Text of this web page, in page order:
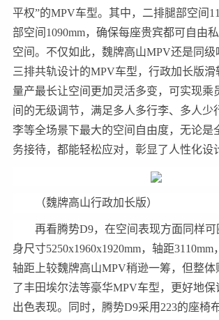
平权”的MPV车型。其中，二排腿部空间
部空间1090mm，确保每座贵宾都可自由
空间。不仅如此，魏牌高山MPV还是同级
三排共轨设计的MPV车型，行政加长版滑
量产最长让空间更加灵活多变，可实现乘
间的无级调节，满足多人多行李、多人少
李等全场景下最大的空间自由度，无论是
务接待，都能轻松应对，彰显了人性化设
（魏牌高山行政加长版）
再看腾势D9，在空间表现方面同样
身尺寸5250x1960x1920mm，轴距
轴距上较魏牌高山MPV稍逊一筹，但整体
了丰田埃尔法等豪华MPV车型，更好地保
出色表现。同时，腾势D9采用223的座椅